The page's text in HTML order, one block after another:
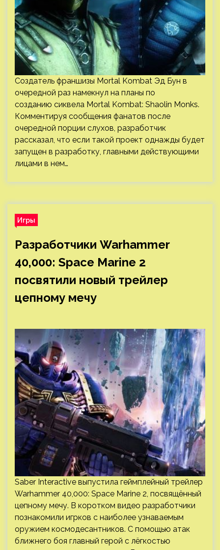
Создатель франшизы Mortal Kombat Эд Бун в
очередной раз намекнул на планы по
созданию сиквела Mortal Kombat: Shaolin Monks.
Комментируя сообщения фанатов после
очередной порции слухов, разработчик
рассказал, что если такой проект однажды будет
запущен в разработку, главными действующими
лицами в нем…
Игры
Разработчики Warhammer
40,000: Space Marine 2
посвятили новый трейлер
цепному мечу
Saber Interactive выпустила геймплейный трейлер
Warhammer 40,000: Space Marine 2, посвящённый
цепному мечу. В коротком видео разработчики
познакомили игрков с наиболее узнаваемым
оружием космодесантников. С помощью атак
ближнего боя главный герой с лёгкостью